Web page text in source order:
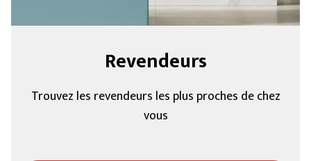
Revendeurs
Trouvez les revendeurs les plus proches de chez
vous